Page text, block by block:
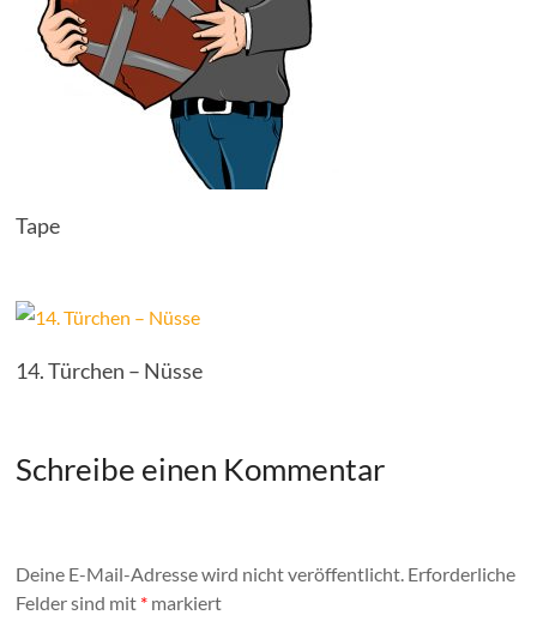
Tape
14. Türchen – Nüsse
Schreibe einen Kommentar
Deine E-Mail-Adresse wird nicht veröffentlicht. Erforderliche
Felder sind mit * markiert